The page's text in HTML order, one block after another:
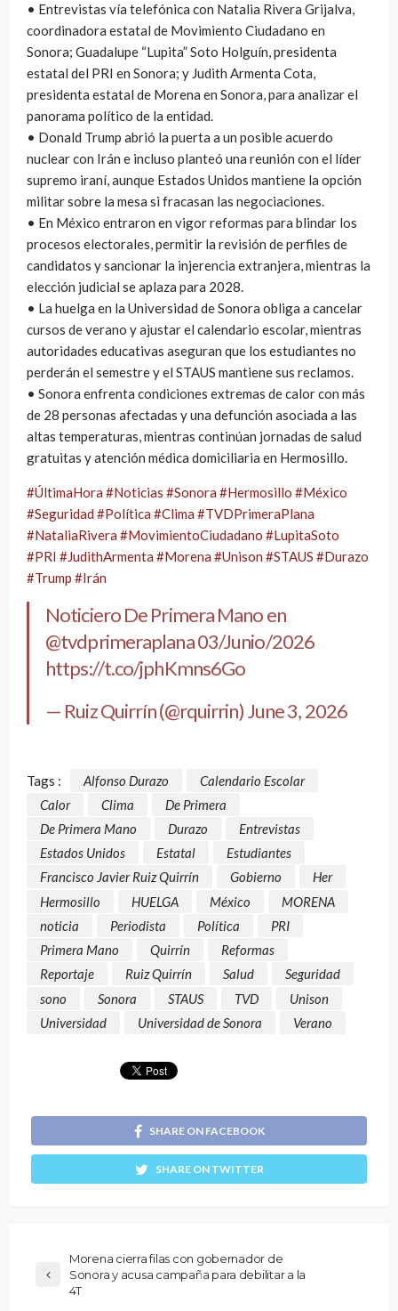
• Entrevistas vía telefónica con Natalia Rivera Grijalva,
coordinadora estatal de Movimiento Ciudadano en
Sonora; Guadalupe “Lupita” Soto Holguín, presidenta
estatal del PRI en Sonora; y Judith Armenta Cota,
presidenta estatal de Morena en Sonora, para analizar el
panorama político de la entidad.
• Donald Trump abrió la puerta a un posible acuerdo
nuclear con Irán e incluso planteó una reunión con el líder
supremo iraní, aunque Estados Unidos mantiene la opción
militar sobre la mesa si fracasan las negociaciones.
• En México entraron en vigor reformas para blindar los
procesos electorales, permitir la revisión de perfiles de
candidatos y sancionar la injerencia extranjera, mientras la
elección judicial se aplaza para 2028.
• La huelga en la Universidad de Sonora obliga a cancelar
cursos de verano y ajustar el calendario escolar, mientras
autoridades educativas aseguran que los estudiantes no
perderán el semestre y el STAUS mantiene sus reclamos.
• Sonora enfrenta condiciones extremas de calor con más
de 28 personas afectadas y una defunción asociada a las
altas temperaturas, mientras continúan jornadas de salud
gratuitas y atención médica domiciliaria en Hermosillo.
#ÚltimaHora #Noticias #Sonora #Hermosillo #México
#Seguridad #Política #Clima #TVDPrimeraPlana
#NataliaRivera #MovimientoCiudadano #LupitaSoto
#PRI #JudithArmenta #Morena #Unison #STAUS #Durazo
#Trump #Irán
Noticiero De Primera Mano en
@tvdprimeraplana03/Junio/2026
https://t.co/jphKmns6Go
— Ruiz Quirrín (@rquirrin)June 3, 2026
Tags : Alfonso Durazo
Calendario Escolar
Calor
Clima
De Primera
De Primera Mano
Durazo
Entrevistas
Estados Unidos
Estatal
Estudiantes
Francisco Javier Ruiz Quirrín
Gobierno
Her
Hermosillo
HUELGA México
MORENA
noticia
Periodista Política
PRI
Primera Mano
Quirrín
Reformas
Reportaje
Ruiz Quirrín Salud
Seguridad
sono
Sonora STAUS TVD
Unison
Universidad
Universidad de Sonora Verano
SHARE ON FACEBOOK
SHARE ON TWITTER
Morena cierra filas con gobernador de
Sonora y acusa campaña para debilitar a la
4T